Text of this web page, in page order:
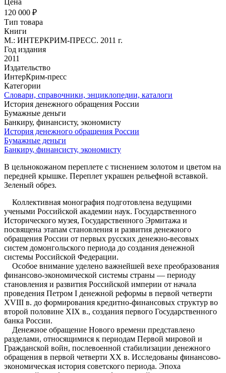
Цена
120 000 ₽
Тип товара
Книги
М.: ИНТЕРКРИМ-ПРЕСС. 2011 г.
Год издания
2011
Издательство
ИнтерКрим-пресс
Категории
Словари, справочники, энциклопедии, каталоги
История денежного обращения России
Бумажные деньги
Банкиру, финансисту, экономисту
История денежного обращения России
Бумажные деньги
Банкиру, финансисту, экономисту
В цельнокожаном переплете с тиснением золотом и цветом на
передней крышке. Переплет украшен рельефной вставкой.
Зеленый обрез.
Коллективная монография подготовлена ведущими
учеными Российской академии наук. Государственного
Исторического музея, Государственного Эрмитажа и
посвящена этапам становления и развития денежного
обращения России от первых русских денежно-весовых
систем домонгольского периода до создания денежной
системы Российской Федерации.
Особое внимание уделено важнейшей вехе преобразования
финансово-экономической системы страны — периоду
становления и развития Российской империи от начала
проведения Петром I денежной реформы в первой четверти
XVIII в. до формирования кредитно-финансовых структур во
второй половине XIX в., создания первого Государственного
банка России.
Денежное обращение Нового времени представлено
разделами, относящимися к периодам Первой мировой и
Гражданской войн, послевоенной стабилизации денежного
обращения в первой четверти ХХ в. Исследованы финансово-
экономическая история советского периода. Эпоха